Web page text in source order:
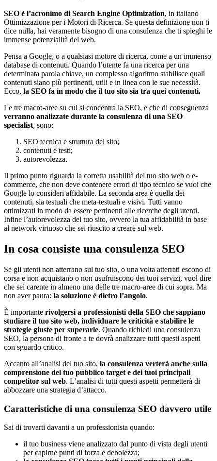
SEO è l’acronimo di Search Engine Optimization, in italiano
Ottimizzazione per i Motori di Ricerca. Se questa definizione non ti
dice nulla, hai veramente bisogno di una consulenza che ti spieghi le
immense potenzialità del web.
Pensa a Google, o a qualsiasi motore di ricerca, come a un immenso
database di contenuti. Quando l’utente fa una ricerca per una
determinata parola chiave, un complesso algoritmo stabilisce quali
contenuti siano più pertinenti, utili e in linea con le sue necessità.
Ecco, la SEO fa in modo che il tuo sito sia tra quei contenuti.
Le tre macro-aree su cui si concentra la SEO, e che di conseguenza
verranno analizzate durante la consulenza di una SEO
specialist, sono:
SEO tecnica e struttura del sito;
contenuti e testi;
autorevolezza.
Il primo punto riguarda la corretta usabilità del tuo sito web o e-
commerce, che non deve contenere errori di tipo tecnico se vuoi che
Google lo consideri affidabile. La seconda area è quella dei
contenuti, sia testuali che meta-testuali e visivi. Tutti vanno
ottimizzati in modo da essere pertinenti alle ricerche degli utenti.
Infine l’autorevolezza del tuo sito, ovvero la tua affidabilità in base
al network virtuoso che sei riuscito a creare sul web.
In cosa consiste una consulenza SEO
Se gli utenti non atterrano sul tuo sito, o una volta atterrati escono di
corsa e non acquistano o non usufruiscono dei tuoi servizi, vuol dire
che sei carente in almeno una delle tre macro-aree di cui sopra. Ma
non aver paura: la soluzione è dietro l’angolo.
È importante rivolgersi a professionisti della SEO che sappiano
studiare il tuo sito web, individuare le criticità e stabilire le
strategie giuste per superarle. Quando richiedi una consulenza
SEO, la persona di fronte a te dovrà analizzare tutti questi aspetti
con sguardo critico.
Accanto all’analisi del tuo sito, la consulenza verterà anche sulla
comprensione del tuo pubblico target e dei tuoi principali
competitor sul web. L’analisi di tutti questi aspetti permetterà di
abbozzare una strategia d’attacco.
Caratteristiche di una consulenza SEO davvero utile
Sai di trovarti davanti a un professionista quando:
il tuo business viene analizzato dal punto di vista degli utenti
per capirne punti di forza e debolezza;